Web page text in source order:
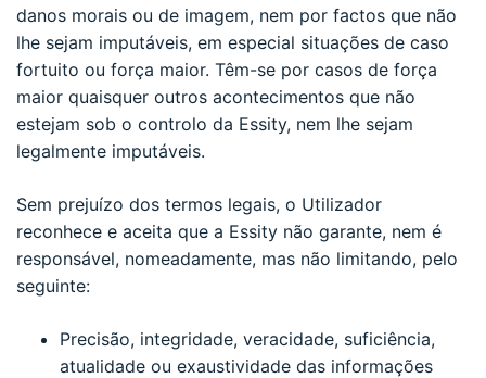
danos morais ou de imagem, nem por factos que não
lhe sejam imputáveis, em especial situações de caso
fortuito ou força maior. Têm-se por casos de força
maior quaisquer outros acontecimentos que não
estejam sob o controlo da Essity, nem lhe sejam
legalmente imputáveis.
Sem prejuízo dos termos legais, o Utilizador
reconhece e aceita que a Essity não garante, nem é
responsável, nomeadamente, mas não limitando, pelo
seguinte:
Precisão, integridade, veracidade, suficiência,
atualidade ou exaustividade das informações